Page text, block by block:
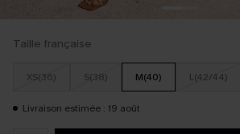
Taille française
XS(36) S(38) M(40) L(42/44)
Livraison estimée : 19 août